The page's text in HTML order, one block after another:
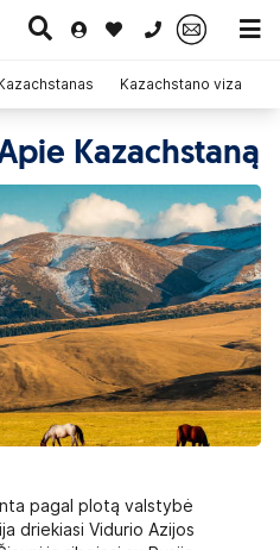
0 700 11007
kelionės
Kruizai
Kazachstano viza
Kazachstaną
pagal plotą valstybė
driekiasi Vidurio Azijos